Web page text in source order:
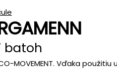
batoh
MOVEMENT. Vďaka